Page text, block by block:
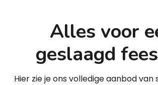
Alles voor
geslaagd
Hier zie je ons volledige aanbod van